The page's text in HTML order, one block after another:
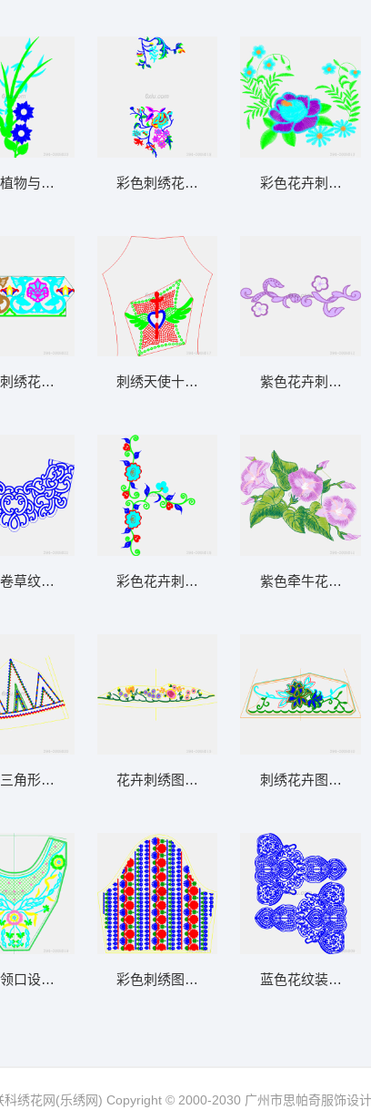
物与蓝色花朵设计图
绣花卉装饰图案
草纹装饰图案
角形图案设计图
口设计图
彩色刺绣花卉图案
刺绣天使十字架图案设计图
彩色花卉刺绣图案
花卉刺绣图案设计图
彩色刺绣图案设计图
彩色花卉刺绣图案
紫色花卉刺绣图案
紫色牵牛花刺绣图
刺绣花卉图案设计
蓝色花纹装饰图案
科绣花网(乐绣网) Copyright © 2000-2030 广州市思帕奇服饰设